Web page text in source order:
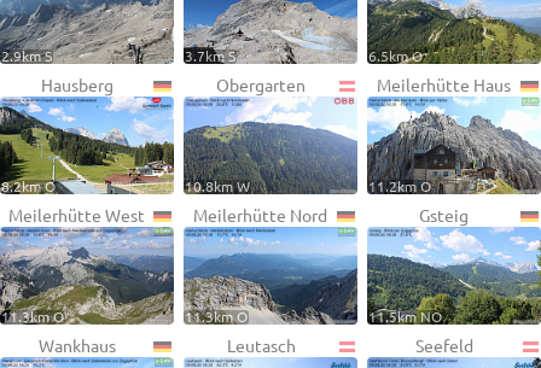
2.9km S 3.7km S 6.5km O
Hausberg
8.2km O
Obergarten
10.8km W
Meilerhütte Haus
11.2km O
Meilerhütte West
11.3km O
Meilerhütte Nord
11.3km O
Gsteig
11.5km NO
Wankhaus Leutasch Seefeld